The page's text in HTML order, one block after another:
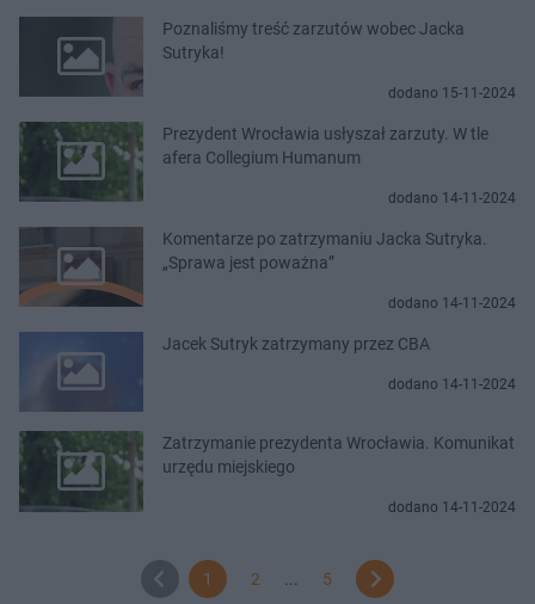
Poznaliśmy treść zarzutów wobec Jacka
Sutryka!
dodano 15-11-2024
Prezydent Wrocławia usłyszał zarzuty. W tle
afera Collegium Humanum
dodano 14-11-2024
Komentarze po zatrzymaniu Jacka Sutryka.
„Sprawa jest poważna”
dodano 14-11-2024
Jacek Sutryk zatrzymany przez CBA
dodano 14-11-2024
Zatrzymanie prezydenta Wrocławia. Komunikat
urzędu miejskiego
dodano 14-11-2024
1 2 5